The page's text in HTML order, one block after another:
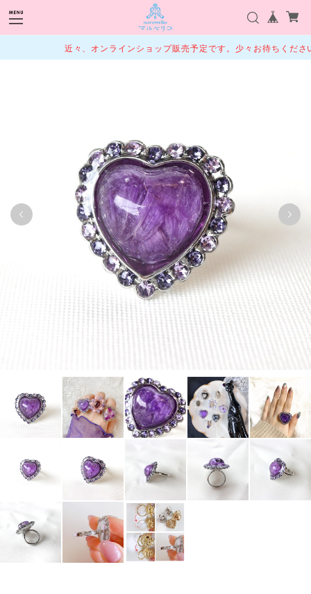
近々、オンラインショップ販売予定です。少々お待ちください